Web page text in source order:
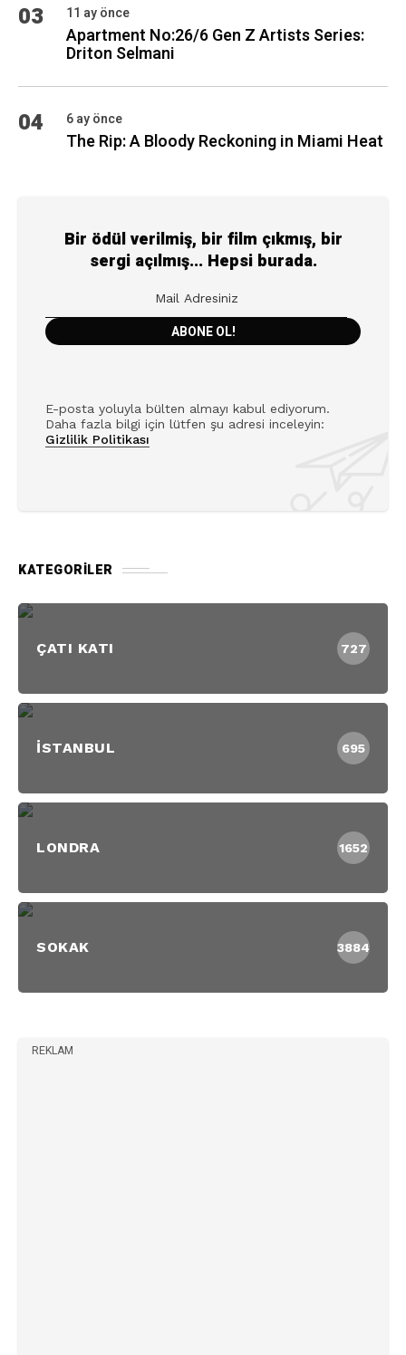
03 11 ay önce
Apartment No:26/6 Gen Z Artists Series:
Driton Selmani
04 6 ay önce
The Rip: A Bloody Reckoning in Miami Heat
Bir ödül verilmiş, bir film çıkmış, bir
sergi açılmış... Hepsi burada.
E-posta yoluyla bülten almayı kabul ediyorum.
Daha fazla bilgi için lütfen şu adresi inceleyin:
Gizlilik Politikası
KATEGORILER
ÇATI KATI 727
İSTANBUL 695
LONDRA 1652
SOKAK 3884
REKLAM